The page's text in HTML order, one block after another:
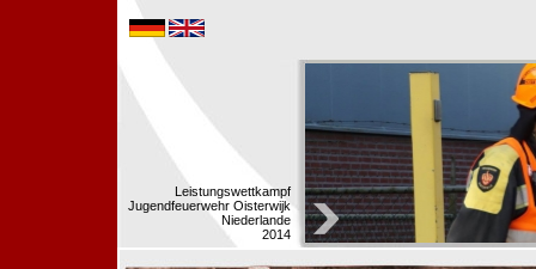
Leistungswettkampf
Jugendfeuerwehr Oisterwijk
Niederlande
2014